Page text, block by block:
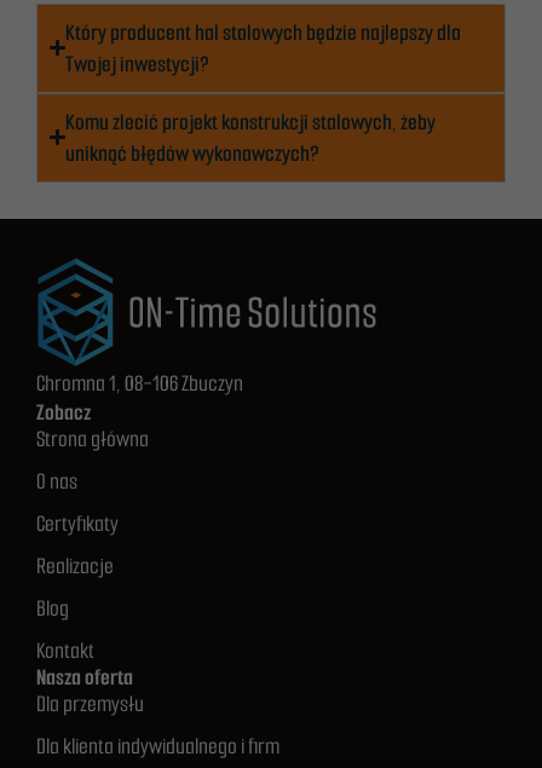
Który producent hal stalowych będzie najlepszy dla
Twojej inwestycji?
Komu zlecić projekt konstrukcji stalowych, żeby
uniknąć błędów wykonawczych?
Chromna 1, 08-106 Zbuczyn
Zobacz
Strona główna
O nas
Certyfikaty
Realizacje
Blog
Kontakt
Nasza oferta
Dla przemysłu
Dla klienta indywidualnego i firm